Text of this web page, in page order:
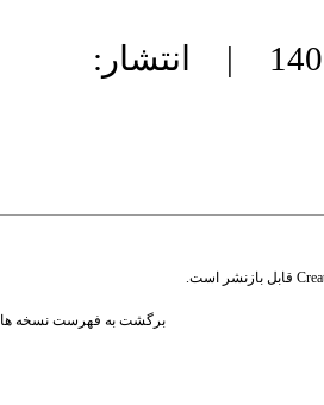
دریافت: 1401/11/9 | پذیرش: 1401/11/30 | انتشار:
قابل بازنشر است.
برگشت به فهرست نسخه ها